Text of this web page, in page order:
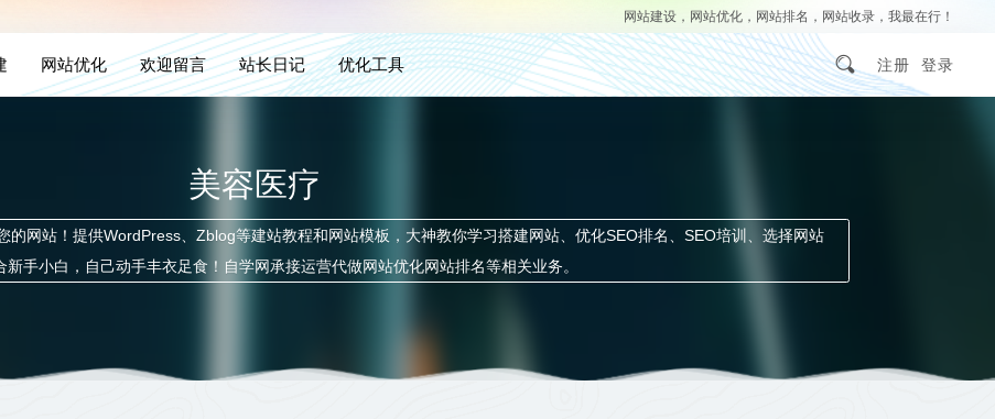
网站建设，网站优化，网站排名，网站收录，我最在行！
网站优化 欢迎留言 站长日记 优化工具 注册 登录
美容医疗
的网站！提供WordPress、Zblog等建站教程和网站模板，大神教你学习搭建网站、优化SEO排名、SEO培训、选择网站
新手小白，自己动手丰衣足食！自学网承接运营代做网站优化网站排名等相关业务。